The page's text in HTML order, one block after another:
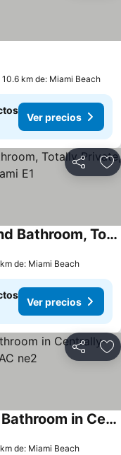
10.6 km de: Miami Beach
Ver precios
Compartir
Tiny-brand New Bedroom And Bathroom, Totally Private, With Ac In Sunny Miami E1
de: Miami Beach
Ver precios
Compartir
A Nice Private Bedroom and Bathroom in Centrally-Located Miami with AC ne2
de: Miami Beach